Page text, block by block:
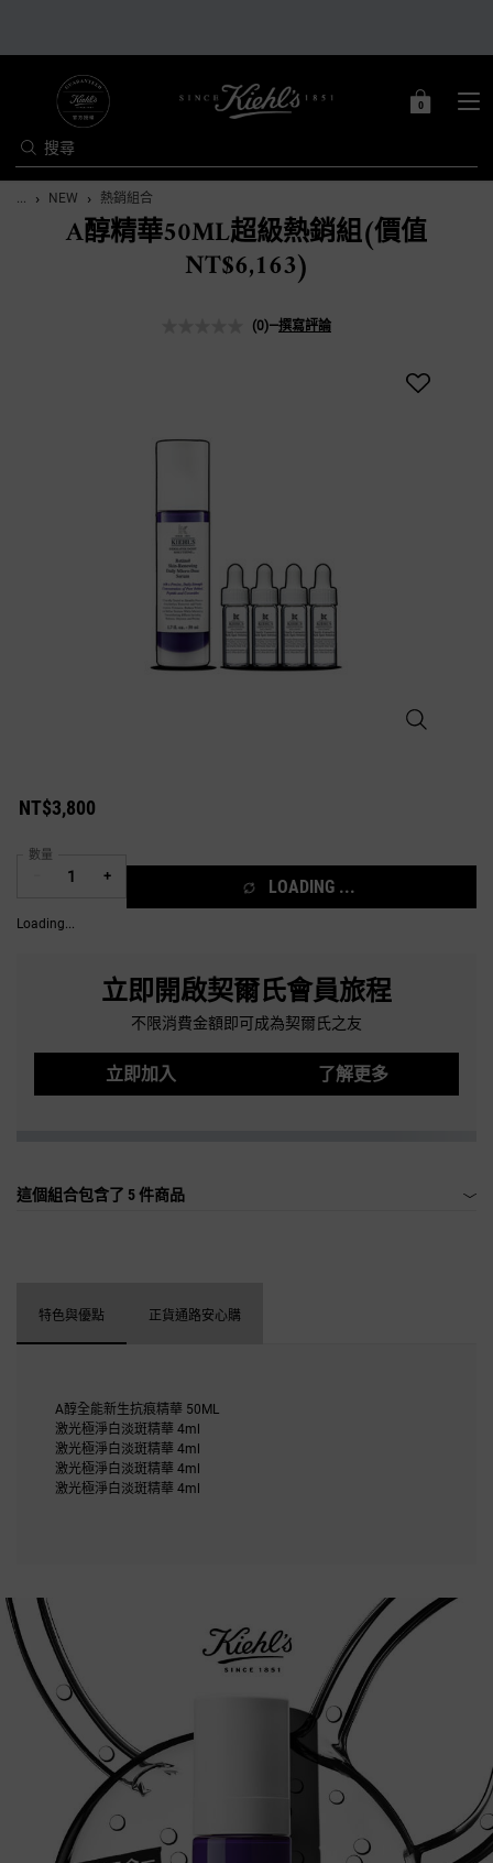
搜尋
購0
0 PRODUCT IN
Main content
... NEW 熱銷組合
A醇精華50ML超級熱銷組(價值
NT$6,163)
(0)—撰寫評論
A醇精華
NT$3,800
數量
+ LOADING ...
Loading...
立即開啟契爾氏會員旅程
不限消費金額即可成為契爾氏之友
立即加入 了解更多
這個組合包含了 5 件商品
特色與優點 正貨通路安心購
A醇全能新生抗痕精華 50ML
激光極淨白淡斑精華 4ml
激光極淨白淡斑精華 4ml
激光極淨白淡斑精華 4ml
激光極淨白淡斑精華 4ml
A醇全能新生抗痕精華